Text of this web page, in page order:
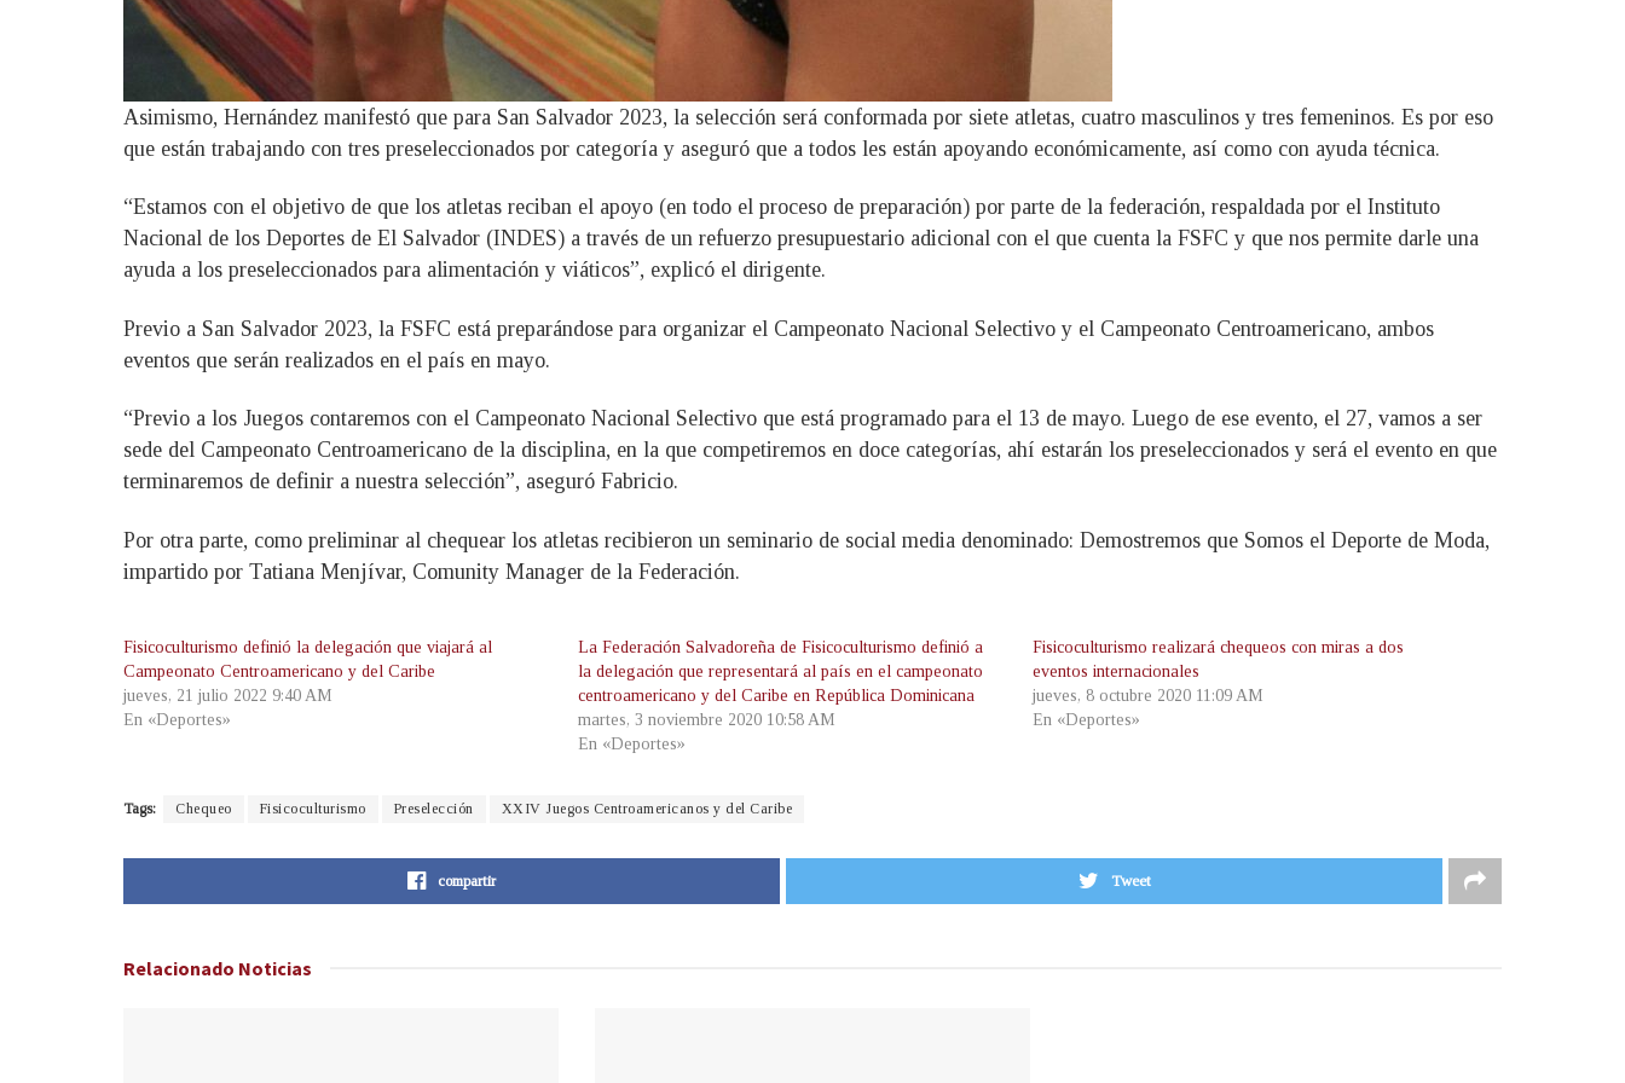
Asimismo, Hernández manifestó que para San Salvador 2023, la selección será conformada por siete atletas, cuatro masculinos y tres femeninos. Es por eso
que están trabajando con tres preseleccionados por categoría y aseguró que a todos les están apoyando económicamente, así como con ayuda técnica.
“Estamos con el objetivo de que los atletas reciban el apoyo (en todo el proceso de preparación) por parte de la federación, respaldada por el Instituto
Nacional de los Deportes de El Salvador (INDES) a través de un refuerzo presupuestario adicional con el que cuenta la FSFC y que nos permite darle una
ayuda a los preseleccionados para alimentación y viáticos”, explicó el dirigente.
Previo a San Salvador 2023, la FSFC está preparándose para organizar el Campeonato Nacional Selectivo y el Campeonato Centroamericano, ambos
eventos que serán realizados en el país en mayo.
“Previo a los Juegos contaremos con el Campeonato Nacional Selectivo que está programado para el 13 de mayo. Luego de ese evento, el 27, vamos a ser
sede del Campeonato Centroamericano de la disciplina, en la que competiremos en doce categorías, ahí estarán los preseleccionados y será el evento en que
terminaremos de definir a nuestra selección”, aseguró Fabricio.
Por otra parte, como preliminar al chequear los atletas recibieron un seminario de social media denominado: Demostremos que Somos el Deporte de Moda,
impartido por Tatiana Menjívar, Comunity Manager de la Federación.
Fisicoculturismo definió la delegación que viajará al
Campeonato Centroamericano y del Caribe
jueves, 21 julio 2022 9:40 AM
En «Deportes»
La Federación Salvadoreña de Fisicoculturismo definió a
la delegación que representará al país en el campeonato
centroamericano y del Caribe en República Dominicana
martes, 3 noviembre 2020 10:58 AM
En «Deportes»
Fisicoculturismo realizará chequeos con miras a dos
eventos internacionales
jueves, 8 octubre 2020 11:09 AM
En «Deportes»
Tags: Chequeo Fisicoculturismo Preselección XXIV Juegos Centroamericanos y del Caribe
compartir Tweet
Relacionado Noticias